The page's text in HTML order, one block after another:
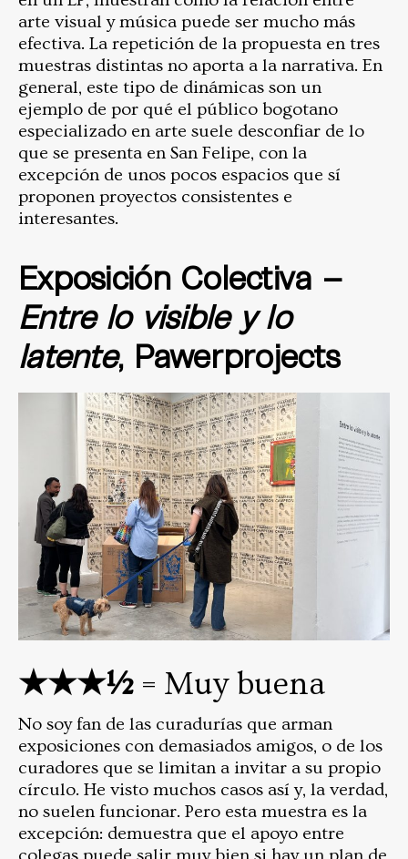
arte visual y música puede ser mucho más
efectiva. La repetición de la propuesta en tres
muestras distintas no aporta a la narrativa. En
general, este tipo de dinámicas son un
ejemplo de por qué el público bogotano
especializado en arte suele desconfiar de lo
que se presenta en San Felipe, con la
excepción de unos pocos espacios que sí
proponen proyectos consistentes e
interesantes.
Exposición Colectiva –
Entre lo visible y lo
latente, Pawerprojects
★★★½ = Muy buena
No soy fan de las curadurías que arman
exposiciones con demasiados amigos, o de los
curadores que se limitan a invitar a su propio
círculo. He visto muchos casos así y, la verdad,
no suelen funcionar. Pero esta muestra es la
excepción: demuestra que el apoyo entre